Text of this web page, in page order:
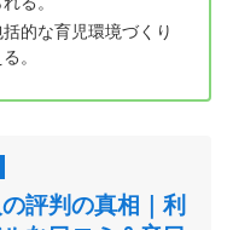
的な育児環境づくり
。
評判の真相｜利